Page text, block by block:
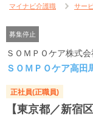
マイナビ介護職 サー
募集停止
ＳＯＭＰＯケア株式会
ＳＯＭＰＯケア高
正社員(正職員)
【東京都／新